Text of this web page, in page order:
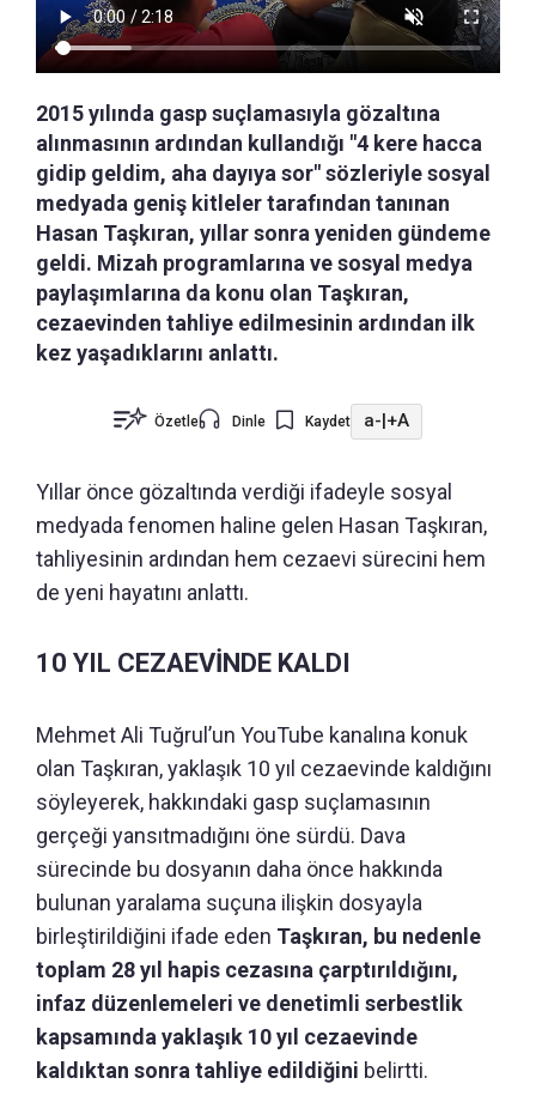
2015 yılında gasp suçlamasıyla gözaltına
alınmasının ardından kullandığı "4 kere hacca
gidip geldim, aha dayıya sor" sözleriyle sosyal
medyada geniş kitleler tarafından tanınan
Hasan Taşkıran, yıllar sonra yeniden gündeme
geldi. Mizah programlarına ve sosyal medya
paylaşımlarına da konu olan Taşkıran,
cezaevinden tahliye edilmesinin ardından ilk
kez yaşadıklarını anlattı.
Özetle Dinle Kaydet a-|+A
Yıllar önce gözaltında verdiği ifadeyle sosyal
medyada fenomen haline gelen Hasan Taşkıran,
tahliyesinin ardından hem cezaevi sürecini hem
de yeni hayatını anlattı.
10 YIL CEZAEVİNDE KALDI
Mehmet Ali Tuğrul’un YouTube kanalına konuk
olan Taşkıran, yaklaşık 10 yıl cezaevinde kaldığını
söyleyerek, hakkındaki gasp suçlamasının
gerçeği yansıtmadığını öne sürdü. Dava
sürecinde bu dosyanın daha önce hakkında
bulunan yaralama suçuna ilişkin dosyayla
birleştirildiğini ifade eden Taşkıran, bu nedenle
toplam 28 yıl hapis cezasına çarptırıldığını,
infaz düzenlemeleri ve denetimli serbestlik
kapsamında yaklaşık 10 yıl cezaevinde
kaldıktan sonra tahliye edildiğini belirtti.